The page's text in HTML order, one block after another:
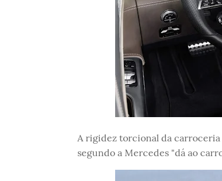
A rigidez torcional da carroceria
segundo a Mercedes "dá ao